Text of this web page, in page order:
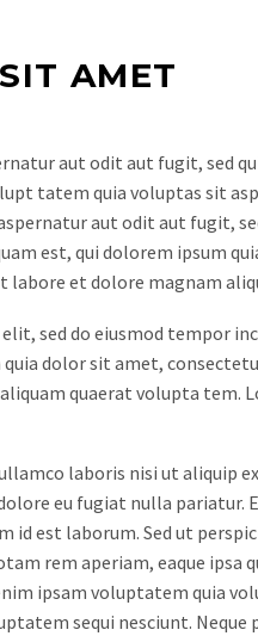
AMET
aut odit aut fugit, sed
tatem quia voluptas sit
aut odit aut fugit,
est, qui dolorem ipsum
labore et dolore magnam
sed do eiusmod tempor
dolor sit amet,
quaerat volupta tem.
laboris nisi ut aliquip
eu fugiat nulla pariatur.
est laborum. Sed ut
rem aperiam, eaque ipsa
ipsam voluptatem quia
sequi nesciunt. Neque